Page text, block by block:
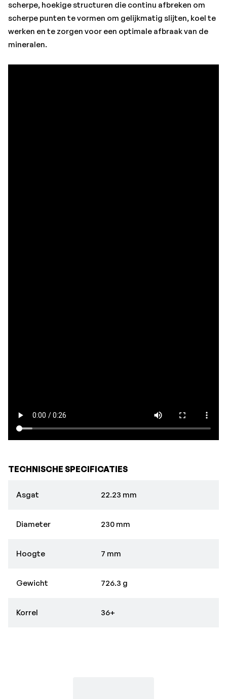
scherpe, hoekige structuren die continu afbreken om
scherpe punten te vormen om gelijkmatig slijten, koel te
werken en te zorgen voor een optimale afbraak van de
mineralen.
TECHNISCHE SPECIFICATIES
Asgat 22.23 mm
Diameter 230 mm
Hoogte 7 mm
Gewicht 726.3 g
Korrel 36+